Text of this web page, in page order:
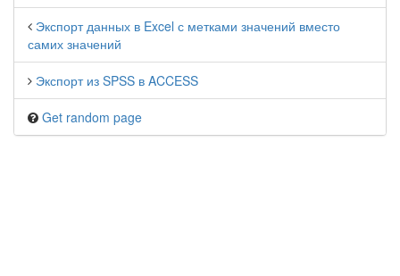
Экспорт данных в Excel с метками значений вместо
самих значений
Экспорт из SPSS в ACCESS
Get random page